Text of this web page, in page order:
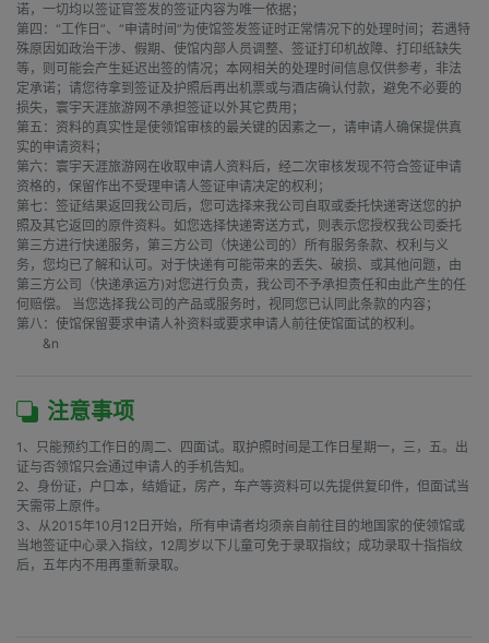
诺，一切均以签证官签发的签证内容为唯一依据；
第四：“工作日”、“申请时间”为使馆签发签证时正常情况下的处理时间；若遇特
殊原因如政治干涉、假期、使馆内部人员调整、签证打印机故障、打印纸缺失
等，则可能会产生延迟出签的情况；本网相关的处理时间信息仅供参考，非法
定承诺；请您待拿到签证及护照后再出机票或与酒店确认付款，避免不必要的
损失，寰宇天涯旅游网不承担签证以外其它费用；
第五：资料的真实性是使领馆审核的最关键的因素之一，请申请人确保提供真
实的申请资料；
第六：寰宇天涯旅游网在收取申请人资料后，经二次审核发现不符合签证申请
资格的，保留作出不受理申请人签证申请决定的权利；
第七：签证结果返回我公司后，您可选择来我公司自取或委托快递寄送您的护
照及其它返回的原件资料。如您选择快递寄送方式，则表示您授权我公司委托
第三方进行快递服务，第三方公司（快递公司的）所有服务条款、权利与义
务，您均已了解和认可。对于快递有可能带来的丢失、破损、或其他问题，由
第三方公司（快递承运方)对您进行负责，我公司不予承担责任和由此产生的任
何赔偿。 当您选择我公司的产品或服务时，视同您已认同此条款的内容；
第八：使馆保留要求申请人补资料或要求申请人前往使馆面试的权利。
&n
注意事项
1、只能预约工作日的周二、四面试。取护照时间是工作日星期一，三，五。出
证与否领馆只会通过申请人的手机告知。
2、身份证，户口本，结婚证，房产，车产等资料可以先提供复印件，但面试当
天需带上原件。
3、从2015年10月12日开始，所有申请者均须亲自前往目的地国家的使领馆或
当地签证中心录入指纹，12周岁以下儿童可免于录取指纹；成功录取十指指纹
后，五年内不用再重新录取。